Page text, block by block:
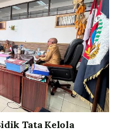
Tata Kelola